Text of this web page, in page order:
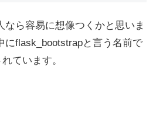
なら容易に想像つくかと思いま
にflask_bootstrapと言う名前で
ています。